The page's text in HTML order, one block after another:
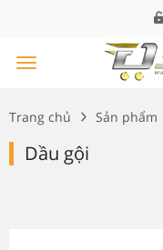
Trang chủ Sản phẩm
Dầu gội